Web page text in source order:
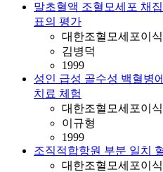
말초혈액 조혈모세포 채
표의 평가
대한조혈모세포이식
김병덕
1999
성인 급성 골수성 백혈병
치료 체험
대한조혈모세포이식
이규형
1999
조직적합항원 부분 일치
대한조혈모세포이식